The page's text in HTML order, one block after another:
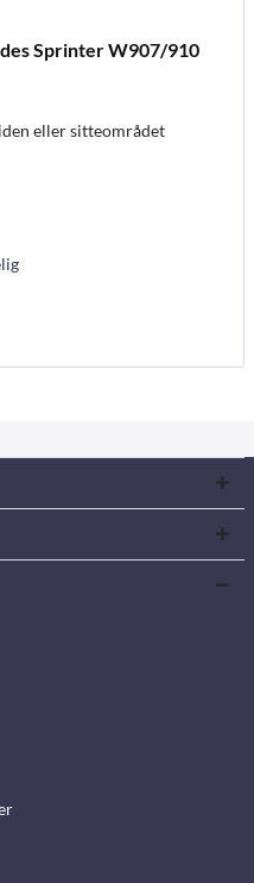
Sprinter W907/910
eller sitteområdet